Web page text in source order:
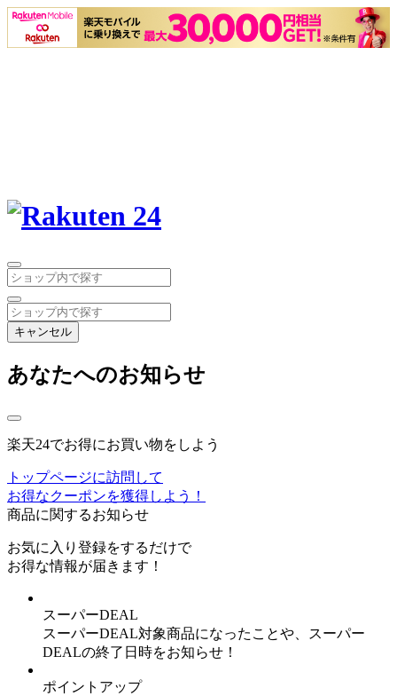
キャンセル
あなたへのお知らせ
楽天24でお得にお買い物をしよう
トップページに訪問して
お得なクーポンを獲得しよう！
商品に関するお知らせ
お気に入り登録をするだけで
お得な情報が届きます！
スーパーDEAL
スーパーDEAL対象商品になったことや、スーパー
DEALの終了日時をお知らせ！
ポイントアップ